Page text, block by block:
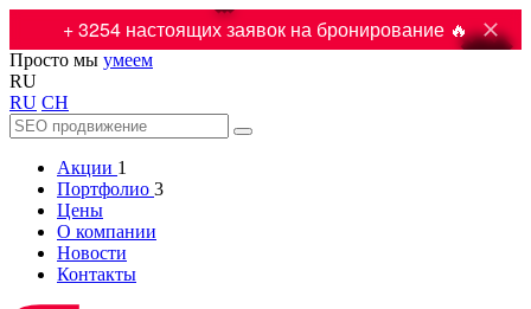
+ 3254 настоящих заявок на бронирование 🔥
Просто мы умеем
RU
RU CH
Акции 1
Портфолио 3
Цены
О компании
Новости
Контакты